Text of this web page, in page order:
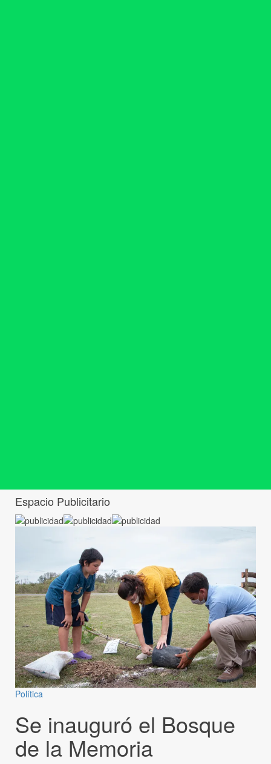
Espacio Publicitario
Política
Se inauguró el Bosque
de la Memoria